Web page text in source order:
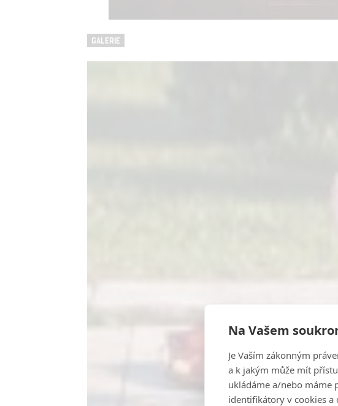
GALERIE
Na Vašem
Je Vaším zákonným
a k jakým může mít
ukládáme a/nebo máme
identifikátory v cookies